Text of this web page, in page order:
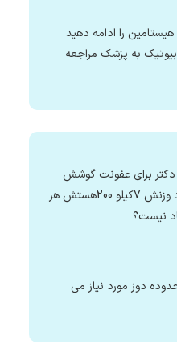
را ادامه دهید
به پزشک مراجعه
دکتر برای عفونت گوشش
فارمنتین بی دی 228تجویز کرد وزنش 7کیلو 200هستش هر
دوز مورد نیاز می